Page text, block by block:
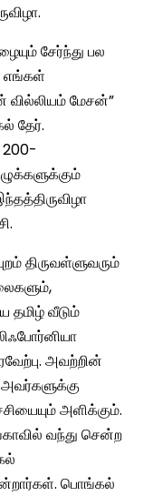
சேர்ந்து பல
எங்கள்
மேசன்”
தேர்.
200-
திருவள்ளுவரும்
தமிழ் வீடும்
அவற்றின்
அளிக்கும்.
வந்து சென்ற
பொங்கல்